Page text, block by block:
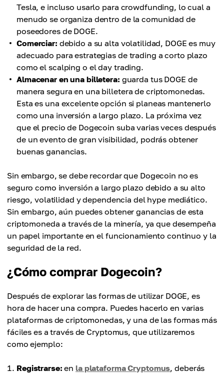
Tesla, e incluso usarlo para crowdfunding, lo cual a
menudo se organiza dentro de la comunidad de
poseedores de DOGE.
Comerciar: debido a su alta volatilidad, DOGE es muy
adecuado para estrategias de trading a corto plazo
como el scalping o el day trading.
Almacenar en una billetera: guarda tus DOGE de
manera segura en una billetera de criptomonedas.
Esta es una excelente opción si planeas mantenerlo
como una inversión a largo plazo. La próxima vez
que el precio de Dogecoin suba varias veces después
de un evento de gran visibilidad, podrás obtener
buenas ganancias.
Sin embargo, se debe recordar que Dogecoin no es
seguro como inversión a largo plazo debido a su alto
riesgo, volatilidad y dependencia del hype mediático.
Sin embargo, aún puedes obtener ganancias de esta
criptomoneda a través de la minería, ya que desempeña
un papel importante en el funcionamiento continuo y la
seguridad de la red.
¿Cómo comprar Dogecoin?
Después de explorar las formas de utilizar DOGE, es
hora de hacer una compra. Puedes hacerlo en varias
plataformas de criptomonedas, y una de las formas más
fáciles es a través de Cryptomus, que utilizaremos
como ejemplo:
Registrarse: en la plataforma Cryptomus, deberás